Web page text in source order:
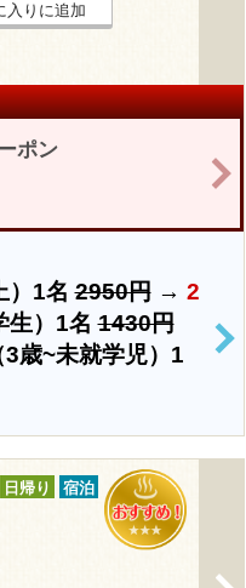
入りに追加
ポン
）1名2950円→ 2
生）1名1430円
3歳~未就学児）1
>
日帰り 宿泊